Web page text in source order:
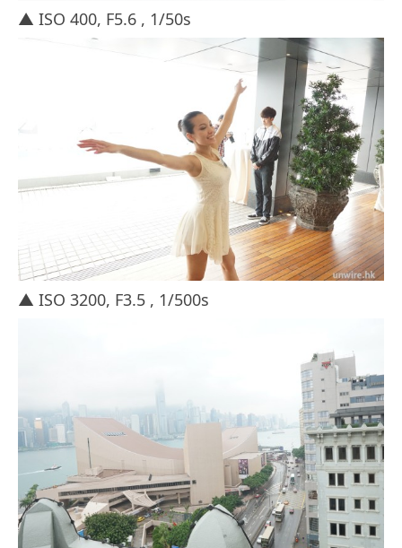
▲ ISO 400, F5.6 , 1/50s
▲ ISO 3200, F3.5 , 1/500s